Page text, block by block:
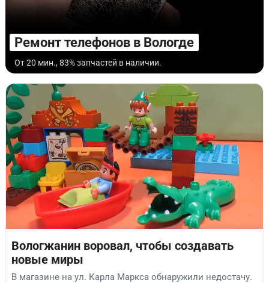
Ремонт телефонов в Вологде
От 20 мин., 83% запчастей в наличии.
Вологжанин воровал, чтобы создавать
новые миры
В магазине на ул. Карла Маркса обнаружили недостачу.